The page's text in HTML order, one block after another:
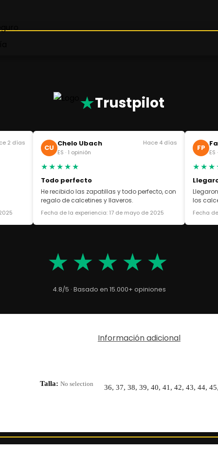
★Trustpilot
2 días
CU Chelo Ubach
ES · 1 opinión
Hace 4 días
★★★★★
Todo perfecto
He recibido las zapatillas y todo perfecto, con
regalo de calcetines y llaveros.
Fecha de la experiencia: 17 de mayo de 2025
FP
ES
los
Fecha
★★★★★
4.8/5 · Basado en 15.000+ opiniones
Información adicional
Talla: No selection 36, 37, 38, 39, 40, 41, 42, 43, 44,